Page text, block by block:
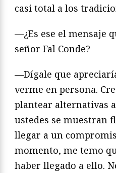
casi total a los
—¿Es ese el mensaje
señor Fal Conde?
—Dígale que
verme en persona.
plantear alternativas
ustedes se muestran
llegar a un
momento, me temo
haber llegado a ello.